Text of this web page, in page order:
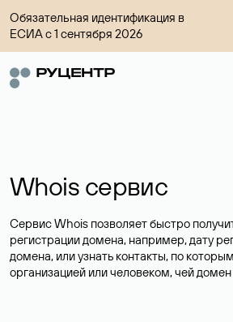
Обязательная идентификация в
ЕСИА с 1 сентября 2026
Whois сервис
Сервис Whois позволяет быстро
регистрации домена, например, дату
домена, или узнать контакты, по
организацией или человеком, чей